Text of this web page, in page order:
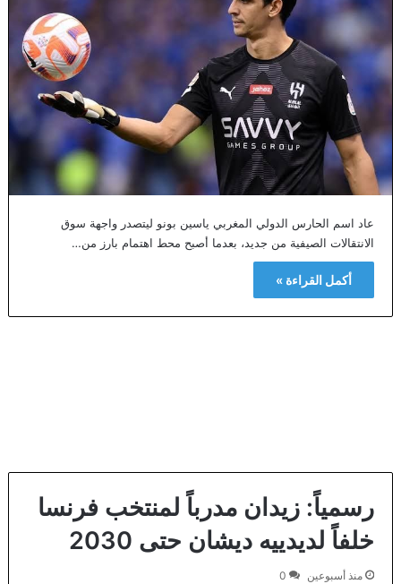
​عاد اسم الحارس الدولي المغربي ياسين بونو ليتصدر واجهة سوق
الانتقالات الصيفية من جديد، بعدما أصبح محط اهتمام بارز من…
أكمل القراءة »
رسمياً: زيدان مدرباً لمنتخب فرنسا
خلفاً لديدييه ديشان حتى 2030
منذ أسبوعين 0